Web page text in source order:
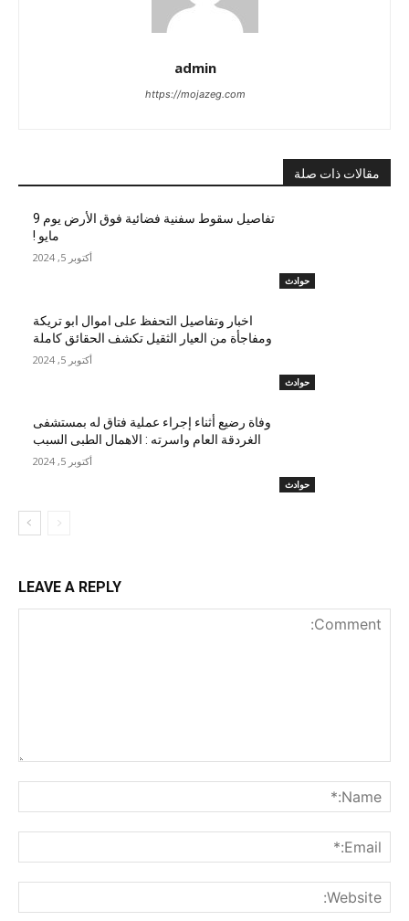
admin
https://mojazeg.com
مقالات ذات صلة
حوادث
تفاصيل سقوط سفنية فضائية فوق الأرض يوم 9
مايو !
أكتوبر 5, 2024
حوادث
اخبار وتفاصيل التحفظ على اموال ابو تريكة
ومفاجأة من العيار الثقيل تكشف الحقائق كاملة
أكتوبر 5, 2024
حوادث
وفاة رضيع أثناء إجراء عملية فتاق له بمستشفى
الغردقة العام واسرته : الاهمال الطبى السبب
أكتوبر 5, 2024
LEAVE A REPLY